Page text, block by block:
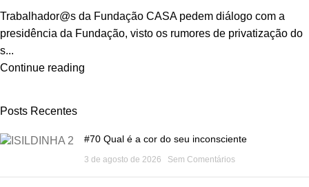
Trabalhador@s da Fundação CASA pedem diálogo com a
presidência da Fundação, visto os rumores de privatização do
s...
Continue reading
Posts Recentes
#70 Qual é a cor do seu inconsciente
3 de agosto de 2026 Sem Comentários